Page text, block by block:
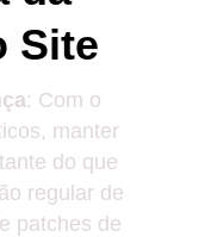
Site
: Com o
manter
do que
regular de
patches de